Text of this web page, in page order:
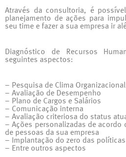
Através da consultoria, é
planejamento de ações para
seu time e fazer a sua empresa ir
Diagnóstico de Recursos
seguintes aspectos:
– Pesquisa de Clima Organizacional
– Avaliação de Desempenho
– Plano de Cargos e Salários
– Comunicação interna
– Avaliação criteriosa do status
– Ações personalizadas de acordo
de pessoas da sua empresa
– Implantação do zero das políticas
– Entre outros aspectos